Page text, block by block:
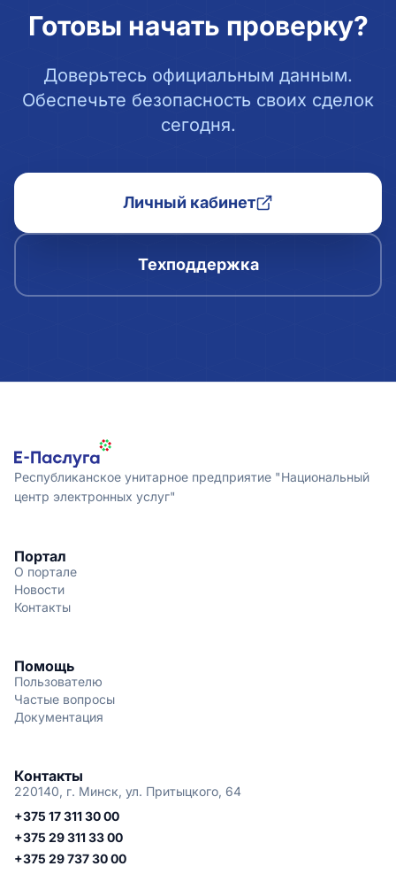
Готовы начать проверку?
Доверьтесь официальным данным.
Обеспечьте безопасность своих сделок
сегодня.
Личный кабинет
Техподдержка
Республиканское унитарное предприятие "Национальный
центр электронных услуг"
Портал
О портале
Новости
Контакты
Помощь
Пользователю
Частые вопросы
Документация
Контакты
220140, г. Минск, ул. Притыцкого, 64
+375 17 311 30 00
+375 29 311 33 00
+375 29 737 30 00